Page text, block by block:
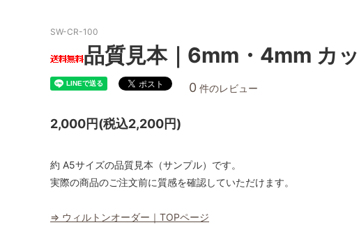
SW-CR-100
品質見本｜6mm・4mm カ
0 件のレビュー
2,000円(税込2,200円)
約 A5サイズの品質見本（サンプル）です。
実際の商品のご注文前に質感を確認していただけます。
⇒ ウィルトンオーダー｜TOPページ